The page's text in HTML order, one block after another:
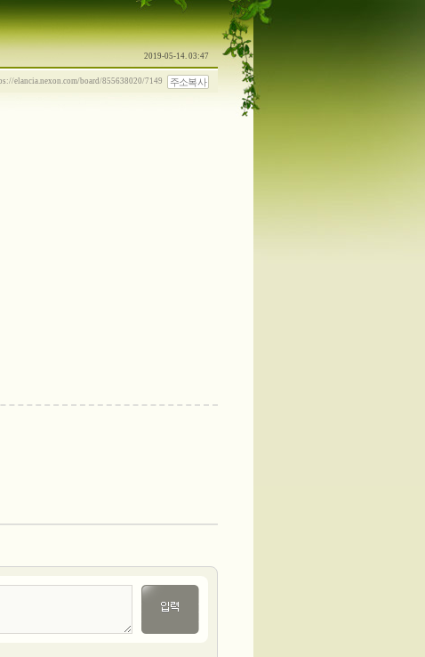
2019-05-14. 03:47
elancia.nexon.com/board/855638020/7149 주소복사